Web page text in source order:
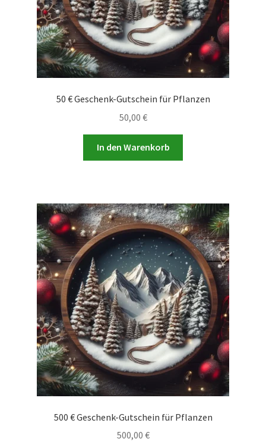
50 € Geschenk-Gutschein für Pflanzen
50,00 €
In den Warenkorb
500 € Geschenk-Gutschein für Pflanzen
500,00 €